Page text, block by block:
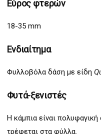
Εύρος φτερών
18-35 mm
Ενδιαίτημα
Φυλλοβόλα δάση με είδη
Φυτά-ξενιστές
Η κάμπια είναι
τρέφεται στα φύλλα.